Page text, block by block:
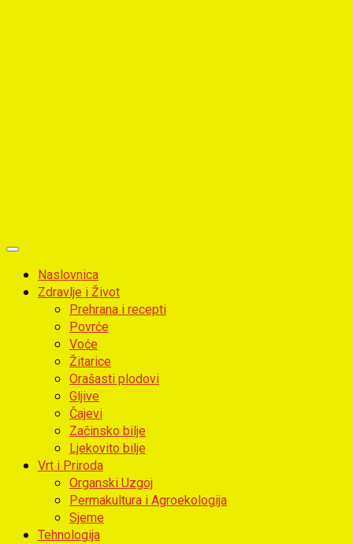
Primary
MenuNaslovnica
Zdravlje i Život
Prehrana i recepti
Povrće
Voće
Žitarice
Orašasti plodovi
Gljive
Čajevi
Začinsko bilje
Ljekovito bilje
Vrt i Priroda
Organski Uzgoj
Permakultura i Agroekologija
Sjeme
Tehnologija